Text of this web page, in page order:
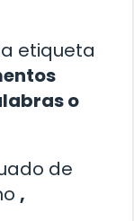
etiqueta
o
de
,